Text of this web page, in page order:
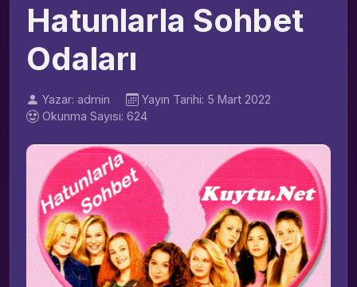
Hatunlarla Sohbet
Odaları
Yazar: admin
Yayın Tarihi: 5 Mart 2022
Okunma Sayısı: 624